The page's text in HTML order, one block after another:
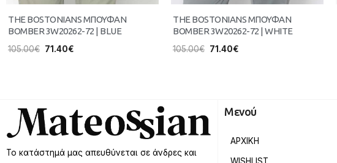
THE BOSTONIANS ΜΠΟΥΦΑΝ
BOMBER 3W20262-72 | BLUE
105.00€ 71.40€
THE BOSTONIANS ΜΠΟΥΦΑΝ
BOMBER 3W20262-72 | WHITE
105.00€ 71.40€
Το κατάστημά μας απευθύνεται σε άνδρες και
Μενού
ΑΡΧΙΚΗ